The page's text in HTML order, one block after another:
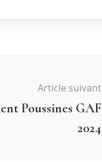
Article suivant
Poussines GAF
2024